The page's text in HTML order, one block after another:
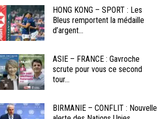
HONG KONG – SPORT : Les
Bleus remportent la médaille
d’argent...
ASIE – FRANCE : Gavroche
scrute pour vous ce second
tour...
BIRMANIE – CONFLIT : Nouvelle